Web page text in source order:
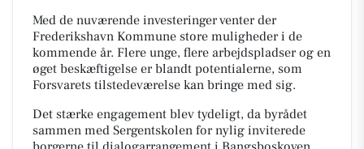
Med de nuværende investeringer venter der
Frederikshavn Kommune store muligheder i de
kommende år. Flere unge, flere arbejdspladser og en
øget beskæftigelse er blandt potentialerne, som
Forsvarets tilstedeværelse kan bringe med sig.
Det stærke engagement blev tydeligt, da byrådet
sammen med Sergentskolen for nylig inviterede